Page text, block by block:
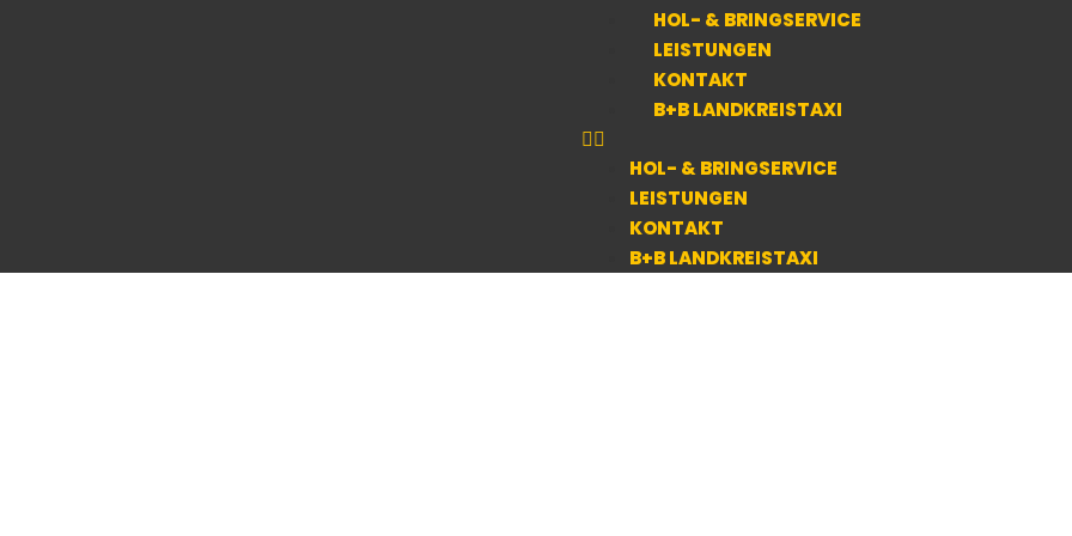
HOL- & BRINGSERVICE
LEISTUNGEN
KONTAKT
B+B LANDKREISTAXI
HOL- & BRINGSERVICE
LEISTUNGEN
KONTAKT
B+B LANDKREISTAXI